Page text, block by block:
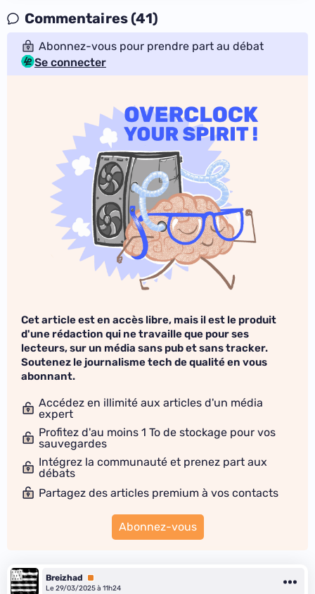
Commentaires (41)
Abonnez-vous pour prendre part au débat
Se connecter
Cet article est en accès libre, mais il est le produit
d'une rédaction qui ne travaille que pour ses
lecteurs, sur un média sans pub et sans tracker.
Soutenez le journalisme tech de qualité en vous
abonnant.
Accédez en illimité aux articles d'un média
expert
Profitez d'au moins 1 To de stockage pour vos
sauvegardes
Intégrez la communauté et prenez part aux
débats
Partagez des articles premium à vos contacts
Abonnez-vous
Breizhad
Premium
Le 29/03/2025 à 11h24